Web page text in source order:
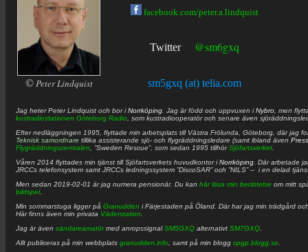
© Peter Lindquist
facebook.com/peter.a.lindquist
Twitter @sm6gxq
sm5gxq (at) telia.com
Jag heterPeter Lindquist och bor iNorrköping . Jag är född och uppvuxen iNybro , men
kustradiostationen Göteborg Radio , som kustradiooperatör och senare även
Efter nedläggningen 1995, flyttade min arbetsplats till Västra Frölunda, Göteborg, där jag
Teknisk samordnare tillika assisterande sjö- och flygräddningsledare (samt ibland även
Flygräddningscentralen , ”Sweden Rescue”, som sedan 1995 tillhörSjöfartsverket
Våren 2014 flyttades min tjänst till Sjöfartsverkets huvudkontor iNorrköping . Där arbetade
JRCCs telefonsystem samt JRCCs ledningssystem ”DiscoSAR” och ”NILS” – i en delad
Men sedan 2019-02-01 är jag numera pensionär. Du kan här läsa min berättelse om mitt
bildspel.
Min sommarstuga ligger på Granudden i Färjestaden på Öland. Där har jag min trädgård
Här finns även min privata Väderstation
Jag är även sändareamatörmed anropssignalSM5GXQ alternativt SM7GXQ
Allt publiceras på min webbplats granudden.info , samt på min blogg cpgp.blogg.se